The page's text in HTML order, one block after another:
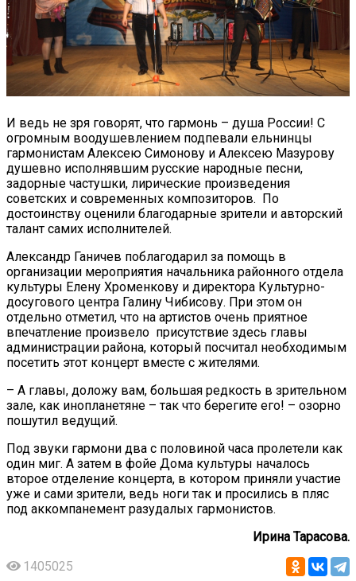
И ведь не зря говорят, что гармонь – душа России! С
огромным воодушевлением подпевали ельнинцы
гармонистам Алексею Симонову и Алексею Мазурову
душевно исполнявшим русские народные песни,
задорные частушки, лирические произведения
советских и современных композиторов. По
достоинству оценили благодарные зрители и авторский
талант самих исполнителей.
Александр Ганичев поблагодарил за помощь в
организации мероприятия начальника районного отдела
культуры Елену Хроменкову и директора Культурно-
досугового центра Галину Чибисову. При этом он
отдельно отметил, что на артистов очень приятное
впечатление произвело присутствие здесь главы
администрации района, который посчитал необходимым
посетить этот концерт вместе с жителями.
– А главы, доложу вам, большая редкость в зрительном
зале, как инопланетяне – так что берегите его! – озорно
пошутил ведущий.
Под звуки гармони два с половиной часа пролетели как
один миг. А затем в фойе Дома культуры началось
второе отделение концерта, в котором приняли участие
уже и сами зрители, ведь ноги так и просились в пляс
под аккомпанемент разудалых гармонистов.
Ирина Тарасова.
1405025